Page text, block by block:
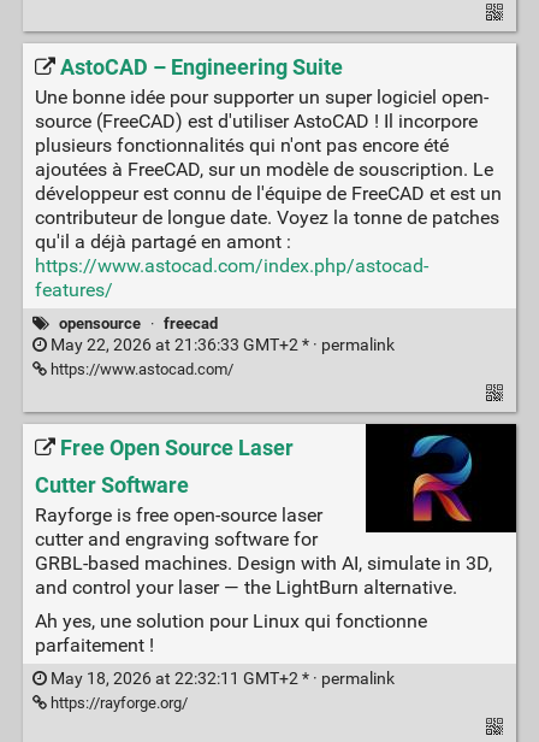
AstoCAD – Engineering Suite
Une bonne idée pour supporter un super logiciel open-
source (FreeCAD) est d'utiliser AstoCAD ! Il incorpore
plusieurs fonctionnalités qui n'ont pas encore été
ajoutées à FreeCAD, sur un modèle de souscription. Le
développeur est connu de l'équipe de FreeCAD et est un
contributeur de longue date. Voyez la tonne de patches
qu'il a déjà partagé en amont :
https://www.astocad.com/index.php/astocad-
features/
opensource · freecad
May 22, 2026 at 21:36:33 GMT+2 * · permalink
https://www.astocad.com/
Free Open Source Laser
Cutter Software
Rayforge is free open-source laser
cutter and engraving software for
GRBL-based machines. Design with AI, simulate in 3D,
and control your laser — the LightBurn alternative.
Ah yes, une solution pour Linux qui fonctionne
parfaitement !
May 18, 2026 at 22:32:11 GMT+2 * · permalink
https://rayforge.org/